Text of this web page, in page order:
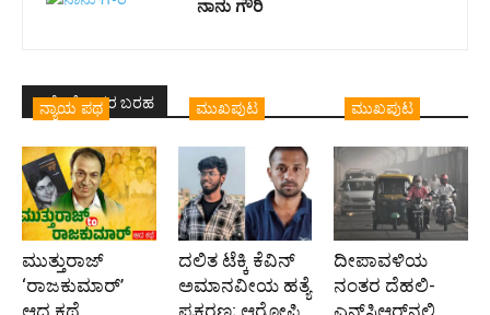
ನಾನು ಗೌರಿ
ಇದೇ ಲೇಖಕರ ಬರಹ
ನ್ಯಾಯ ಪಥ
ಮುತ್ತುರಾಜ್
‘ರಾಜಕುಮಾರ್‍’
ಮುಖಪುಟ
ದಲಿತ ಟೆಕ್ಕಿ ಕೆವಿನ್
ಅಮಾನವೀಯ ಹತ್ಯೆ
ಮುಖಪುಟ
ದೀಪಾವಳಿಯ
ನಂತರ ದೆಹಲಿ-